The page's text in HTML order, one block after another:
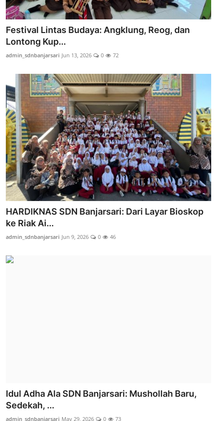
Festival Lintas Budaya: Angklung, Reog, dan
Lontong Kup...
admin_sdnbanjarsari Jun 13, 2026 0 72
HARDIKNAS SDN Banjarsari: Dari Layar Bioskop
ke Riak Ai...
admin_sdnbanjarsari Jun 9, 2026 0 46
Idul Adha Ala SDN Banjarsari: Mushollah Baru,
Sedekah, ...
admin_sdnbanjarsari May 29, 2026 0 73